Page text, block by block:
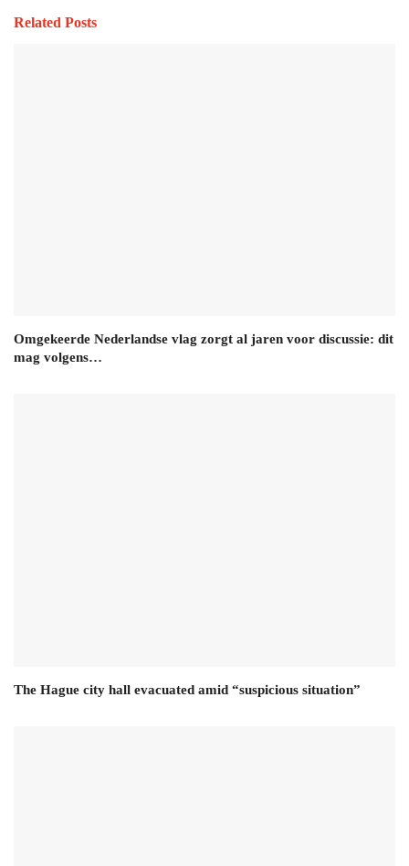
Related Posts
Omgekeerde Nederlandse vlag zorgt al jaren voor discussie: dit
mag volgens…
The Hague city hall evacuated amid “suspicious situation”